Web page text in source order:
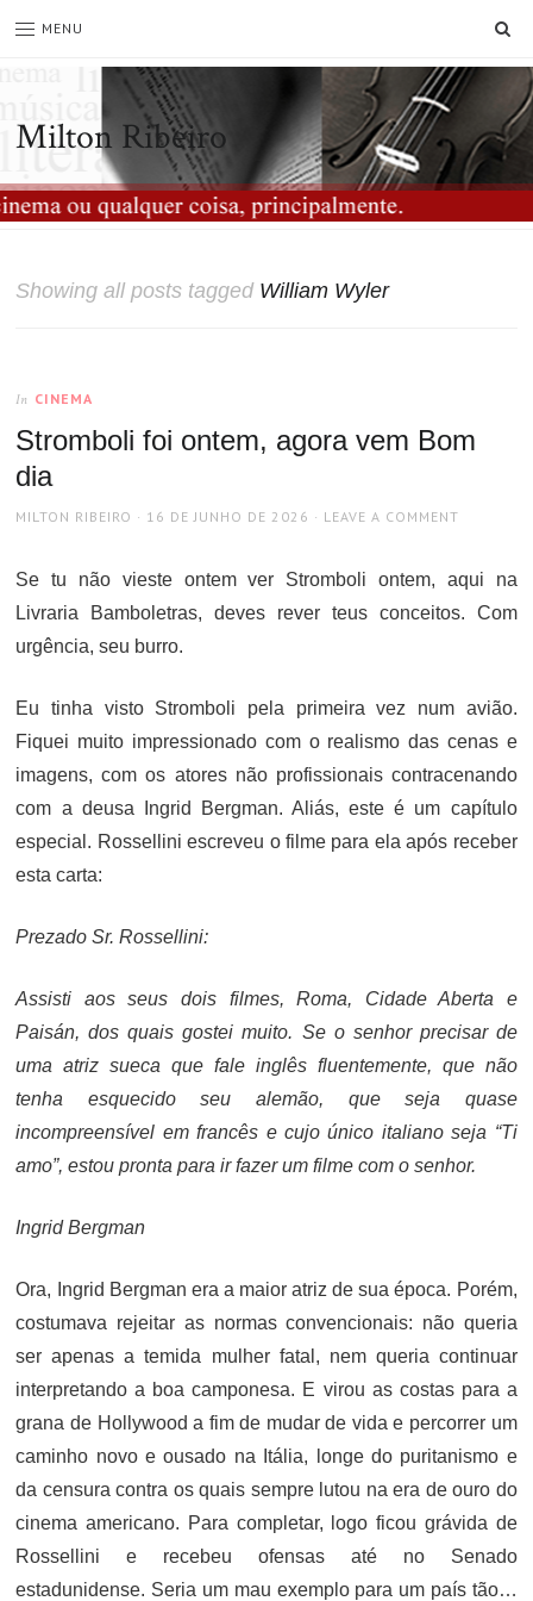
MENU
Milton Ribeiro
Showing all posts tagged William Wyler
In CINEMA
Stromboli foi ontem, agora vem Bom
dia
AUTHOR
MILTON RIBEIRO
POSTED
16 DE JUNHO DE 2026 LEAVE A COMMENT
Se tu não vieste ontem ver Stromboli ontem, aqui na
Livraria Bamboletras, deves rever teus conceitos. Com
urgência, seu burro.
Eu tinha visto Stromboli pela primeira vez num avião.
Fiquei muito impressionado com o realismo das cenas e
imagens, com os atores não profissionais contracenando
com a deusa Ingrid Bergman. Aliás, este é um capítulo
especial. Rossellini escreveu o filme para ela após receber
esta carta:
Prezado Sr. Rossellini:
Assisti aos seus dois filmes, Roma, Cidade Aberta e
Paisán, dos quais gostei muito. Se o senhor precisar de
uma atriz sueca que fale inglês fluentemente, que não
tenha esquecido seu alemão, que seja quase
incompreensível em francês e cujo único italiano seja “Ti
amo”, estou pronta para ir fazer um filme com o senhor.
Ingrid Bergman
Ora, Ingrid Bergman era a maior atriz de sua época. Porém,
costumava rejeitar as normas convencionais: não queria
ser apenas a temida mulher fatal, nem queria continuar
interpretando a boa camponesa. E virou as costas para a
grana de Hollywood a fim de mudar de vida e percorrer um
caminho novo e ousado na Itália, longe do puritanismo e
da censura contra os quais sempre lutou na era de ouro do
cinema americano. Para completar, logo ficou grávida de
Rossellini e recebeu ofensas até no Senado
estadunidense. Seria um mau exemplo para um país tão…